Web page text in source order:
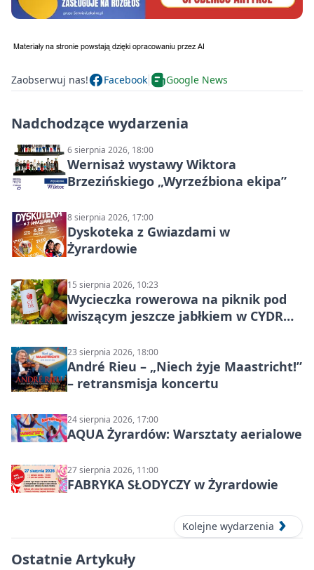
Zaobserwuj nas! Facebook Google News
Nadchodzące wydarzenia
6 sierpnia 2026, 18:00
Wernisaż wystawy Wiktora
Brzezińskiego „Wyrzeźbiona ekipa”
8 sierpnia 2026, 17:00
Dyskoteka z Gwiazdami w
Żyrardowie
15 sierpnia 2026, 10:23
Wycieczka rowerowa na piknik pod
wiszącym jeszcze jabłkiem w CYDR
23 sierpnia 2026, 18:00
André Rieu – „Niech żyje Maastricht!”
– retransmisja koncertu
24 sierpnia 2026, 17:00
AQUA Żyrardów: Warsztaty aerialowe
27 sierpnia 2026, 11:00
FABRYKA SŁODYCZY w Żyrardowie
Kolejne wydarzenia
Ostatnie Artykuły